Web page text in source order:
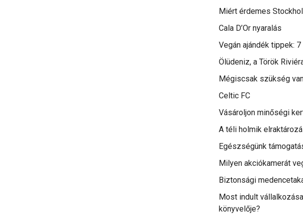
Miért érdemes
Cala D’Or nyaralás
Vegán ajándék tippek:
Ölüdeniz, a Török
Mégiscsak szükség
Celtic FC
Vásároljon minőségi
A téli holmik
Egészségünk
Milyen akciókamerát
Biztonsági
Most indult
könyvelője?